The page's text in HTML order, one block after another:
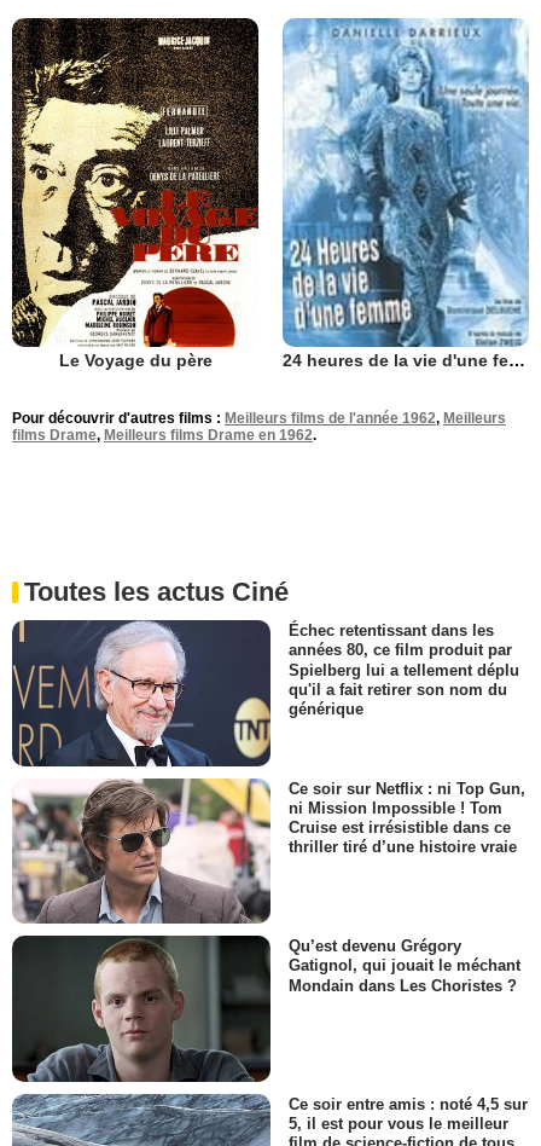
Le Voyage du père 24 heures de la vie d'une femme
Pour découvrir d'autres films : Meilleurs films de l'année 1962, Meilleurs
films Drame, Meilleurs films Drame en 1962.
Toutes les actus Ciné
Échec retentissant dans les
années 80, ce film produit par
Spielberg lui a tellement déplu
qu'il a fait retirer son nom du
générique
Ce soir sur Netflix : ni Top Gun,
ni Mission Impossible ! Tom
Cruise est irrésistible dans ce
thriller tiré d’une histoire vraie
Qu’est devenu Grégory
Gatignol, qui jouait le méchant
Mondain dans Les Choristes ?
Ce soir entre amis : noté 4,5 sur
5, il est pour vous le meilleur